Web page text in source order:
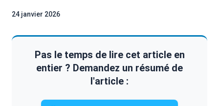
24 janvier 2026
Pas le temps de lire cet article en
entier ? Demandez un résumé de
l'article :